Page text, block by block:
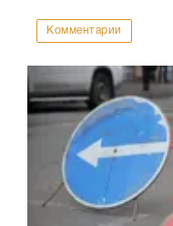
Комментарии